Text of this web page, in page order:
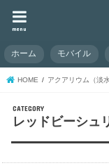
menu
ホーム モバイル
HOME アクアリウム（淡水
レッドビーシュ